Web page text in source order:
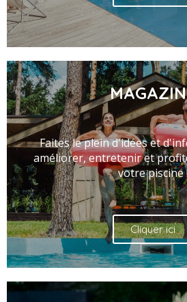
Faites le plein d'idées et
améliorer, entretenir et
votre piscine
Cliquer ici